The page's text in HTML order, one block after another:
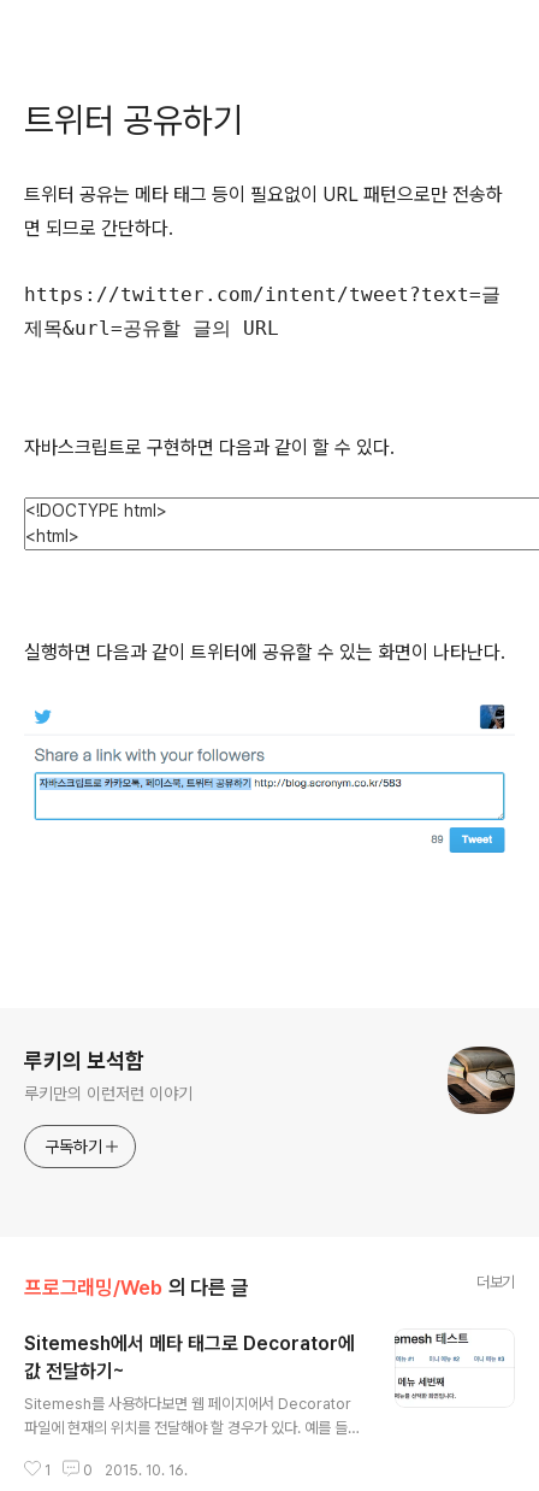
트위터 공유하기
트위터 공유는 메타 태그 등이 필요없이 URL 패턴으로만 전송하
면 되므로 간단하다.
https://twitter.com/intent/tweet?text=글
제목&url=공유할 글의 URL
자바스크립트로 구현하면 다음과 같이 할 수 있다.
실행하면 다음과 같이 트위터에 공유할 수 있는 화면이 나타난다.
루키의 보석함
루키만의 이런저런 이야기
구독하기
프로그래밍/Web 의 다른 글 더보기
Sitemesh에서 메타 태그로 Decorator에
값 전달하기~
Sitemesh를 사용하다보면 웹 페이지에서 Decorator
파일에 현재의 위치를 전달해야 할 경우가 있다. 예를 들어
표시할 때 주로 사용한다. 다음과 같은 화면을 구성한다고
1 0 2015. 10. 16.